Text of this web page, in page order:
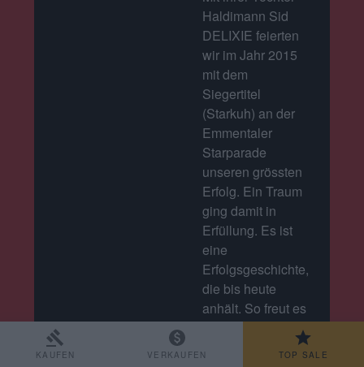
Haldimann Sid
DELIXIE feierten
wir im Jahr 2015
mit dem
Siegertitel
(Starkuh) an der
Emmentaler
Starparade
unseren grössten
Erfolg. Ein Traum
ging damit in
Erfüllung. Es ist
eine
Erfolgsgeschichte,
die bis heute
anhält. So freut es
uns besonders,
dass wir zehn
KAUFEN VERKAUFEN TOP SALE